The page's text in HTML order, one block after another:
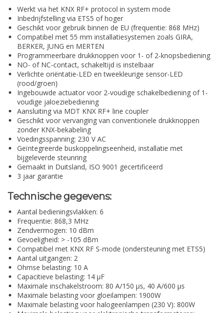
Werkt via het KNX RF+ protocol in system mode
Inbedrijfstelling via ETS5 of hoger
Geschikt voor gebruik binnen de EU (frequentie: 868 MHz)
Compatibel met 55 mm installatiesystemen zoals GIRA,
BERKER, JUNG en MERTEN
Programmeerbare drukknoppen voor 1- of 2-knopsbediening
NO- of NC-contact, schakeltijd is instelbaar
Verlichte oriëntatie-LED en tweekleurige sensor-LED
(rood/groen)
Ingebouwde actuator voor 2-voudige schakelbediening of 1-
voudige jaloeziebediening
Aansluiting via MDT KNX RF+ line coupler
Geschikt voor vervanging van conventionele drukknoppen
zonder KNX-bekabeling
Voedingsspanning: 230 V AC
Geïntegreerde buskoppelingseenheid, installatie met
bijgeleverde steunring
Gemaakt in Duitsland, ISO 9001 gecertificeerd
3 jaar garantie
Technische gegevens:
Aantal bedieningsvlakken: 6
Frequentie: 868,3 MHz
Zendvermogen: 10 dBm
Gevoeligheid: > -105 dBm
Compatibel met KNX RF S-mode (ondersteuning met ETS5)
Aantal uitgangen: 2
Ohmse belasting: 10 A
Capacitieve belasting: 14 µF
Maximale inschakelstroom: 80 A/150 µs, 40 A/600 µs
Maximale belasting voor gloeilampen: 1900W
Maximale belasting voor halogeenlampen (230 V): 800W